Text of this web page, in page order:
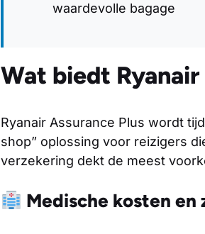
waardevolle bagage
Wat biedt
Ryanair Assurance Plus wordt
shop” oplossing voor reizigers
verzekering dekt de meest
Medische kosten